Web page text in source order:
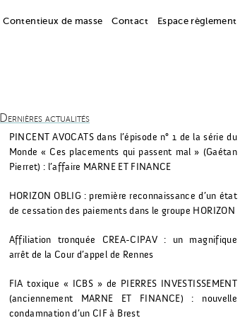
Contentieux de masse Contact Espace règlement
Dernières actualités
PINCENT AVOCATS dans l’épisode n° 1 de la série du
Monde « Ces placements qui passent mal » (Gaétan
Pierret) : l’affaire MARNE ET FINANCE
HORIZON OBLIG : première reconnaissance d’un état
de cessation des paiements dans le groupe HORIZON
Affiliation tronquée CREA-CIPAV : un magnifique
arrêt de la Cour d’appel de Rennes
FIA toxique « ICBS » de PIERRES INVESTISSEMENT
(anciennement MARNE ET FINANCE) : nouvelle
condamnation d’un CIF à Brest